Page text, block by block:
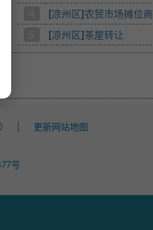
[凉州区]农贸市场摊位
[凉州区]茶屋转让
）
更新网站地图
号